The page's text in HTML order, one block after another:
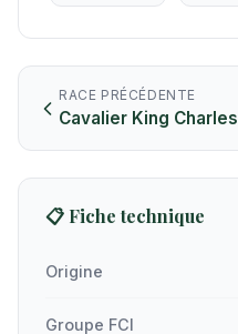
RACE PRÉCÉDENTE
Cavalier King Charles
📋 Fiche technique
Origine
Groupe FCI